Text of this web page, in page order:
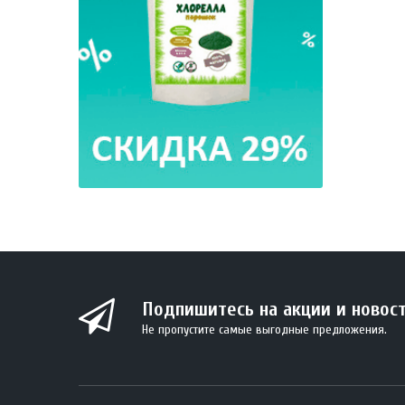
Подпишитесь на акции и
Не пропустите самые выгодные предложения.